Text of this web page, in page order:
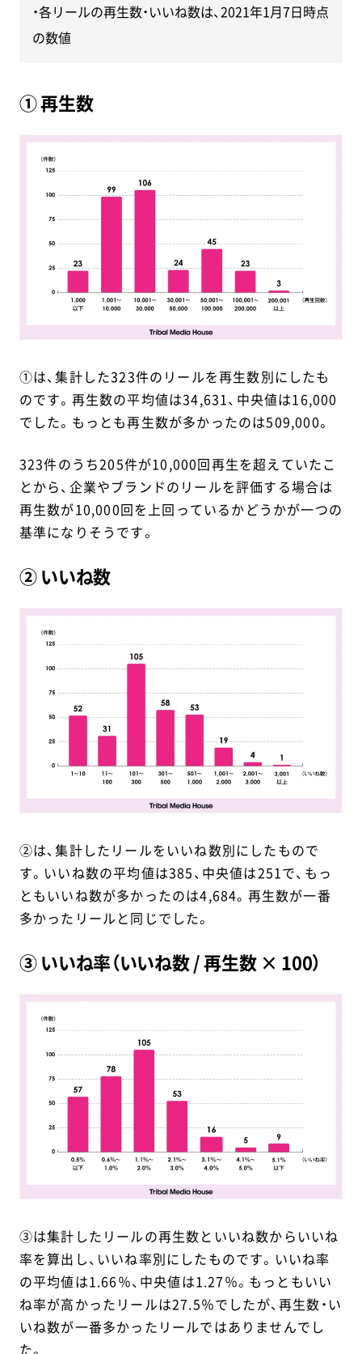
・各リールの再生数・いいね数は、2021年1月7日時点
の数値
① 再生数
①は、集計した323件のリールを再生数別にしたも
のです。再生数の平均値は34,631、中央値は16,000
でした。もっとも再生数が多かったのは509,000。
323件のうち205件が10,000回再生を超えていたこ
とから、企業やブランドのリールを評価する場合は
再生数が10,000回を上回っているかどうかが一つの
基準になりそうです。
② いいね数
②は、集計したリールをいいね数別にしたもので
す。いいね数の平均値は385、中央値は251で、もっ
ともいいね数が多かったのは4,684。再生数が一番
多かったリールと同じでした。
③ いいね率（いいね数 / 再生数 × 100）
③は集計したリールの再生数といいね数からいいね
率を算出し、いいね率別にしたものです。いいね率
の平均値は1.66％、中央値は1.27％。もっともいい
ね率が高かったリールは27.5％でしたが、再生数・い
いね数が一番多かったリールではありませんでし
た。